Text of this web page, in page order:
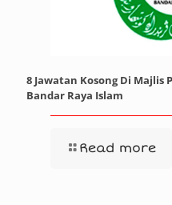
8 Jawatan Kosong Di
Bandar Raya Islam
Read more